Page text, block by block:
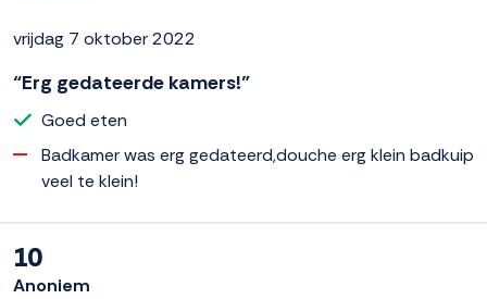
vrijdag 7 oktober 2022
“Erg gedateerde kamers!”
Goed eten
Badkamer was erg gedateerd,douche erg klein badkuip
veel te klein!
10
Anoniem